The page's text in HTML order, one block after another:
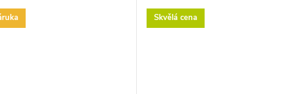
Skvělá cena